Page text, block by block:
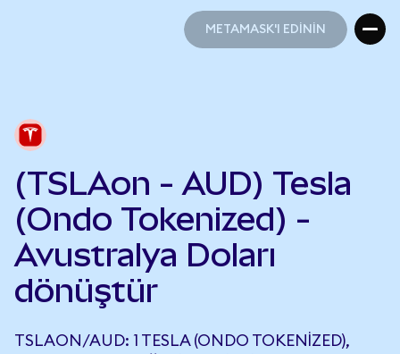
METAMASK'I EDİNİN
(TSLAon - AUD) Tesla
(Ondo Tokenized) -
Avustralya Doları
dönüştür
TSLAON/AUD: 1 TESLA (ONDO TOKENIZED),